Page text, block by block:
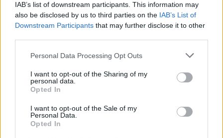
IAB’s list of downstream participants. This information may
also be disclosed by us to third parties on the IAB’s List of
Downstream Participants that may further disclose it to other
Personal Data Processing Opt Outs
I want to opt-out of the Sharing of my
personal data.
Opted In
I want to opt-out of the Sale of my
Personal Data.
Opted In
Τα κόμματα που συμμετέχουν
στις εκλογές της 21ης Μαΐου
και όλοι οι υποψήφιοι
Βουλευτές της Ημαθίας
Φρόσω Καρασαρλίδου: Είναι η
και των ανθρώπων του